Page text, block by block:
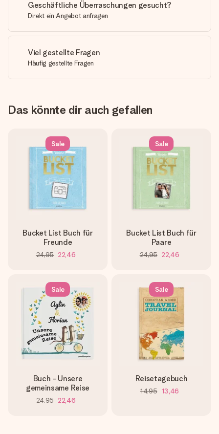
Geschäftliche Überraschungen gesucht?
Direkt ein Angebot anfragen
Viel gestellte Fragen
Häufig gestellte Fragen
Das könnte dir auch gefallen
Sale
Bucket List Buch für
Freunde
24,95 22,46
Sale
Bucket List Buch für
Paare
24,95 22,46
Sale
Buch - Unsere
gemeinsame Reise
24,95 22,46
Sale
Reisetagebuch
14,95 13,46